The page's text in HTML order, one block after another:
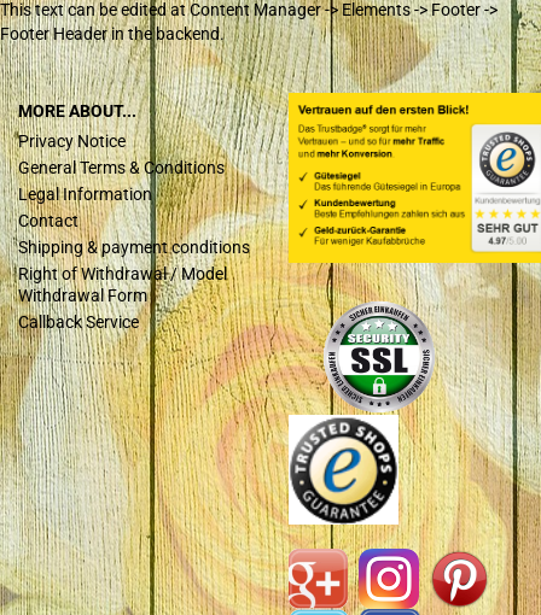
This text can be edited at Content Manager -> Elements -> Footer ->
Footer Header in the backend.
MORE ABOUT...
Privacy Notice
General Terms & Conditions
Legal Information
Contact
Shipping & payment conditions
Right of Withdrawal / Model
Withdrawal Form
Callback Service